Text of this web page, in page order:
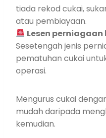
tiada rekod cukai,
atau pembiayaan.
Lesen
Sesetengah jenis
pematuhan cukai
operasi.
Mengurus cukai
mudah daripada
kemudian.